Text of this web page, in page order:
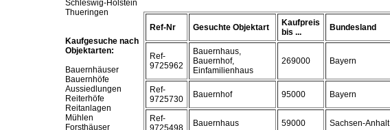
Schleswig-Holstein
Thueringen
Kaufgesuche nach
Objektarten:
Bauernhäuser
Bauernhöfe
Aussiedlungen
Reiterhöfe
Reitanlagen
Mühlen
Forsthäuser
Ref-Nr Gesuchte Objektart
Kaufpreis
bis ...
Bundesland
Ref-
9725962
Bauernhaus,
Bauernhof,
Einfamilienhaus
269000 Bayern
Ref-
9725730
Bauernhof 95000 Bayern
Ref-
9725498
Bauernhaus 59000 Sachsen-Anhalt